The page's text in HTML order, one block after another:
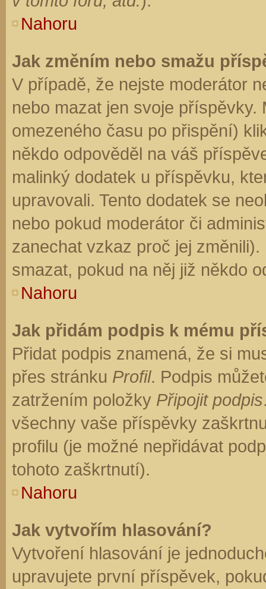
Nahoru
Jak změním nebo smažu
V případě, že nejste moderátor
nebo mazat jen svoje
omezeného času po přispění)
někdo odpověděl na váš
malinký dodatek u příspěvku,
upravovali. Tento dodatek se
nebo pokud moderátor či
zanechat vzkaz proč jej
smazat, pokud na něj již někdo
Nahoru
Jak přidám podpis k mému
Přidat podpis znamená, že si
přes stránku Profil. Podpis
zatržením položky Připojit podpis
všechny vaše příspěvky
profilu (je možné nepřidávat
tohoto zaškrtnutí).
Nahoru
Jak vytvořím hlasování?
Vytvoření hlasování je
upravujete první příspěvek,